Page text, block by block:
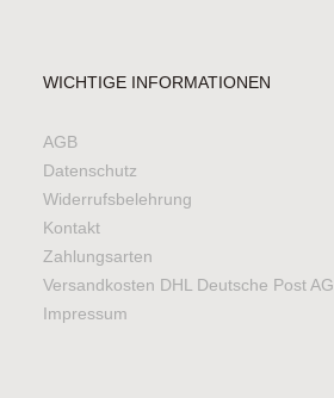
WICHTIGE INFORMATIONEN
AGB
Datenschutz
Widerrufsbelehrung
Kontakt
Zahlungsarten
Versandkosten DHL Deutsche Post AG
Impressum